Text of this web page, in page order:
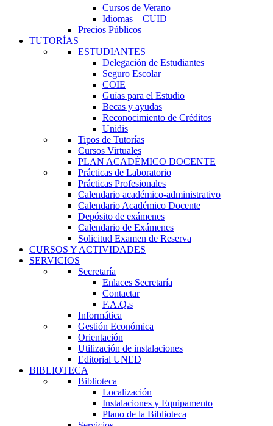
Cursos de Verano
Idiomas – CUID
Precios Públicos
TUTORÍAS
ESTUDIANTES
Delegación de Estudiantes
Seguro Escolar
COIE
Guías para el Estudio
Becas y ayudas
Reconocimiento de Créditos
Unidis
Tipos de Tutorías
Cursos Virtuales
PLAN ACADÉMICO DOCENTE
Prácticas de Laboratorio
Prácticas Profesionales
Calendario académico-administrativo
Calendario Académico Docente
Depósito de exámenes
Calendario de Exámenes
Solicitud Examen de Reserva
CURSOS Y ACTIVIDADES
SERVICIOS
Secretaría
Enlaces Secretaría
Contactar
F.A.Q.s
Informática
Gestión Económica
Orientación
Utilización de instalaciones
Editorial UNED
BIBLIOTECA
Biblioteca
Localización
Instalaciones y Equipamento
Plano de la Biblioteca